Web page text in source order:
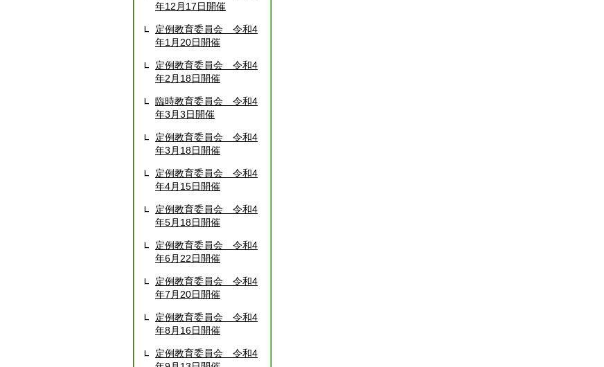
年12月17日開催
定例教育委員会 令和4
年1月20日開催
定例教育委員会 令和4
年2月18日開催
臨時教育委員会 令和4
年3月3日開催
定例教育委員会 令和4
年3月18日開催
定例教育委員会 令和4
年4月15日開催
定例教育委員会 令和4
年5月18日開催
定例教育委員会 令和4
年6月22日開催
定例教育委員会 令和4
年7月20日開催
定例教育委員会 令和4
年8月16日開催
定例教育委員会 令和4